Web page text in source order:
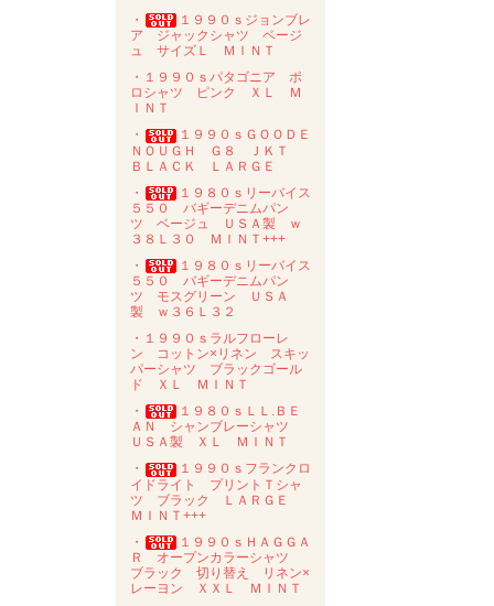
・
１９９０ｓジョンブレ
ア ジャックシャツ ベージ
ュ サイズＬ ＭＩＮＴ
・１９９０ｓパタゴニア ポ
ロシャツ ピンク ＸＬ Ｍ
ＩＮＴ
・
１９９０ｓＧＯＯＤＥ
ＮＯＵＧＨ Ｇ８ ＪＫＴ
ＢＬＡＣＫ ＬＡＲＧＥ
・
１９８０ｓリーバイス
５５０ バギーデニムパン
ツ ベージュ ＵＳＡ製 ｗ
３８Ｌ３０ ＭＩＮＴ+++
・
１９８０ｓリーバイス
５５０ バギーデニムパン
ツ モスグリーン ＵＳＡ
製 ｗ３６Ｌ３２
・１９９０ｓラルフローレ
ン コットン×リネン スキッ
パーシャツ ブラックゴール
ド ＸＬ ＭＩＮＴ
・
１９８０ｓＬＬ.ＢＥ
ＡＮ シャンブレーシャツ
ＵＳＡ製 ＸＬ ＭＩＮＴ
・
１９９０ｓフランクロ
イドライト プリントＴシャ
ツ ブラック ＬＡＲＧＥ
ＭＩＮＴ+++
・
１９９０ｓＨＡＧＧＡ
Ｒ オープンカラーシャツ
ブラック 切り替え リネン×
レーヨン ＸＸＬ ＭＩＮＴ